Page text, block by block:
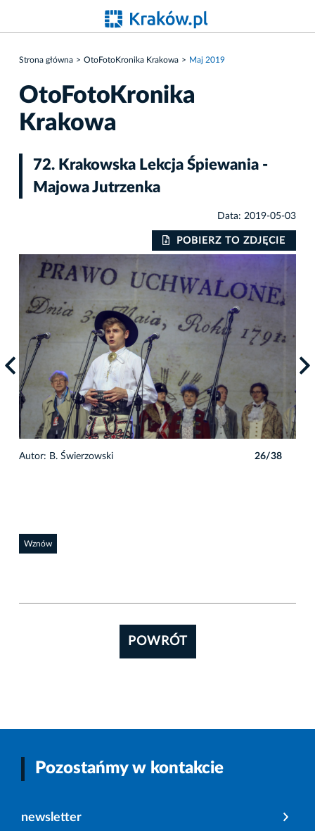
Strona główna OtoFotoKronika Krakowa Maj 2019
OtoFotoKronika
Krakowa
72. Krakowska Lekcja Śpiewania -
Majowa Jutrzenka
Data: 2019-05-03
POBIERZ TO ZDJĘCIE
Autor: B. Świerzowski 26/38
Wznów
POWRÓT
Pozostańmy w kontakcie
newsletter